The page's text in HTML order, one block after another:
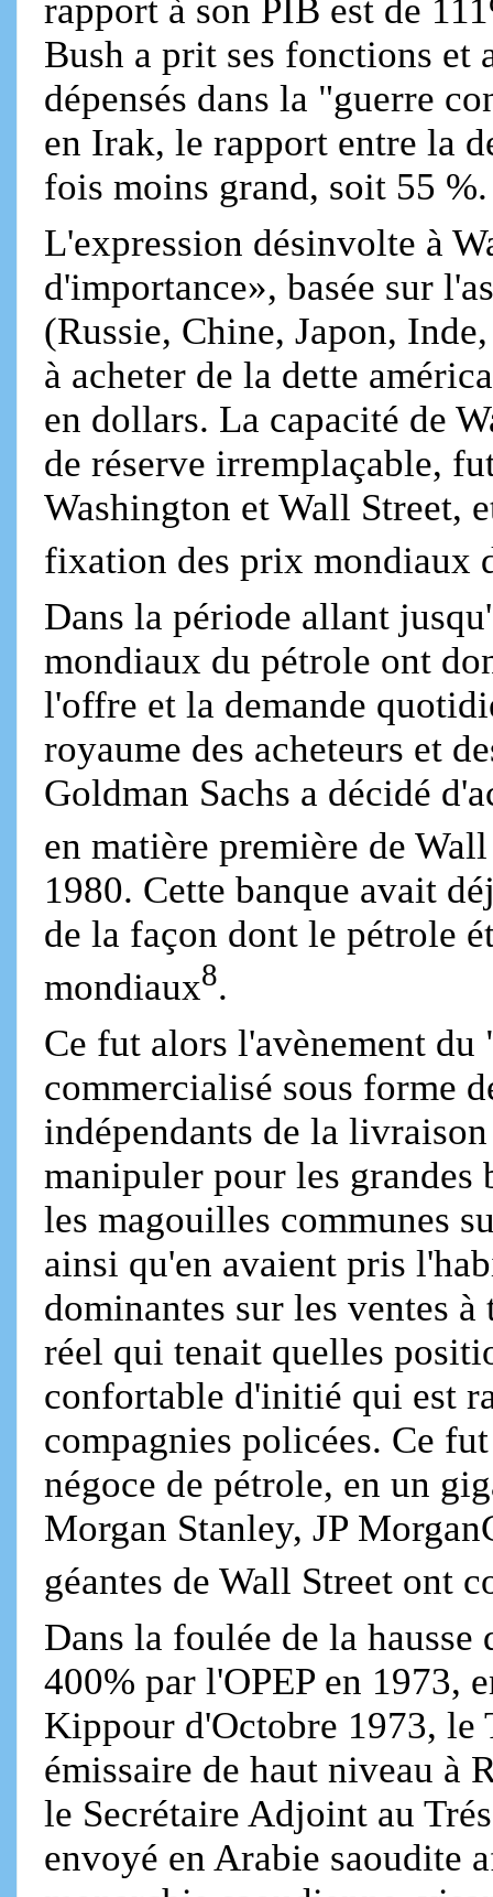
rapport à son PIB est de
Bush a prit ses fonctions et
dépensés dans la "guerre
en Irak, le rapport entre la
fois moins grand, soit 55 %.
L'expression désinvolte à
d'importance», basée sur
(Russie, Chine, Japon,
à acheter de la dette
en dollars. La capacité de
de réserve irremplaçable,
Washington et Wall Street,
fixation des prix mondiaux
Dans la période allant
mondiaux du pétrole ont
l'offre et la demande
royaume des acheteurs et
Goldman Sachs a décidé
en matière première de
1980. Cette banque avait
de la façon dont le pétrole
mondiaux8.
Ce fut alors l'avènement
commercialisé sous forme
indépendants de la
manipuler pour les grandes
les magouilles communes
ainsi qu'en avaient pris
dominantes sur les ventes
réel qui tenait quelles
confortable d'initié qui est
compagnies policées. Ce
négoce de pétrole, en un
Morgan Stanley, JP
géantes de Wall Street ont
Dans la foulée de la
400% par l'OPEP en 1973,
Kippour d'Octobre 1973, le
émissaire de haut niveau à
le Secrétaire Adjoint au
envoyé en Arabie saoudite